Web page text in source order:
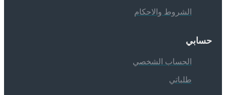
الشروط والاحكام
الحساب الشخصي
طلباتي